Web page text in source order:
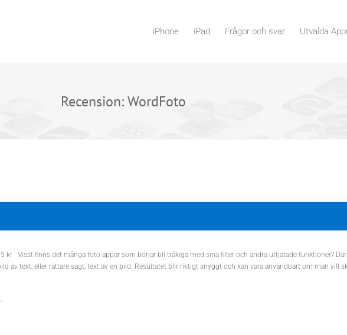
iPhone iPad Frågor och svar Utvalda
Recension: WordFoto
kr Visst finns det många foto-appar som börjar bli tråkiga med sina filter och andra uttjatade funktioner?
av text, eller rättare sagt, text av en bild. Resultatet blir riktigt snyggt och kan vara användbart om man vill